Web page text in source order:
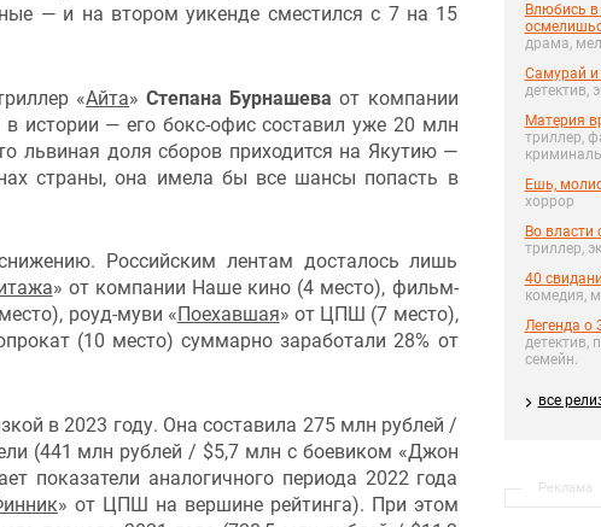
Влюбись в
драма,
Самурай и
детектив,
Материя
триллер,
Ешь,
хоррор
Во власти
триллер,
40
комедия,
Легенда о
детектив,
семейн.
все
Реклама
— и на втором уикенде сместился с 7 на 15
«Айта» Степана Бурнашева от компании
— его бокс-офис составил уже 20 млн
львиная доля сборов приходится на Якутию —
страны, она имела бы все шансы попасть в
Российским лентам досталось лишь
» от компании Наше кино (4 место), фильм-
роуд-муви «Поехавшая» от ЦПШ (7 место),
(10 место) суммарно заработали 28% от
в 2023 году. Она составила 275 млн рублей /
(441 млн рублей / $5,7 млн с боевиком «Джон
показатели аналогичного периода 2022 года
» от ЦПШ на вершине рейтинга). При этом